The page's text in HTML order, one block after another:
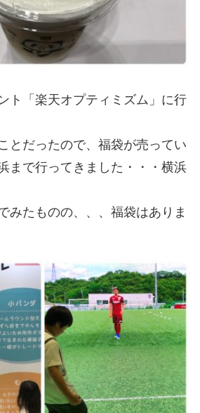
ト「楽天オプティミズム」に行
とだったので、福袋が売ってい
まで行ってきました・・・横浜
みたものの、、、福袋はありま